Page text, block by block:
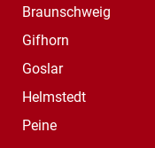
Braunschweig
Gifhorn
Goslar
Helmstedt
Peine